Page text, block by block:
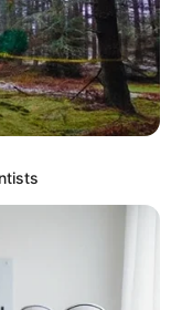
dalam berbagai drama,
“Scarlet Heart :